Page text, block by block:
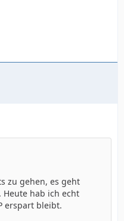
zu gehen, es geht
hab ich echt
erspart bleibt.